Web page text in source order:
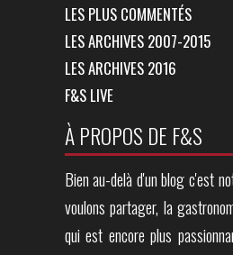
LES PLUS COMMENTÉS
LES ARCHIVES 2007-2015
LES ARCHIVES 2016
F&S LIVE
À PROPOS DE F&S
Bien au-delà d'un blog c'est
voulons partager, la
qui est encore plus